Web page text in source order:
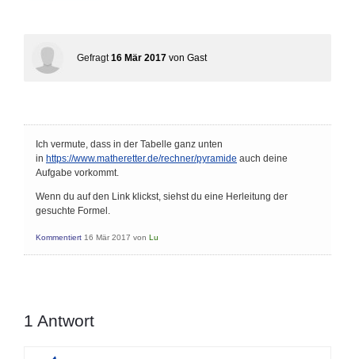
Gefragt 16 Mär 2017 von Gast
Ich vermute, dass in der Tabelle ganz unten
in https://www.matheretter.de/rechner/pyramide auch deine
Aufgabe vorkommt.
Wenn du auf den Link klickst, siehst du eine Herleitung der
gesuchte Formel.
Kommentiert 16 Mär 2017 von Lu
1 Antwort